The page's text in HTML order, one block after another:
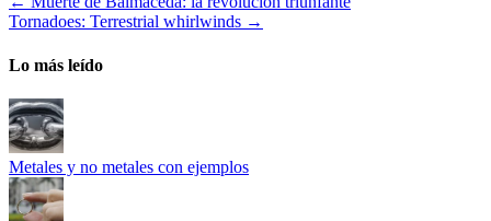
Tornadoes: Terrestrial whirlwinds →
Lo más leído
Metales y no metales con ejemplos